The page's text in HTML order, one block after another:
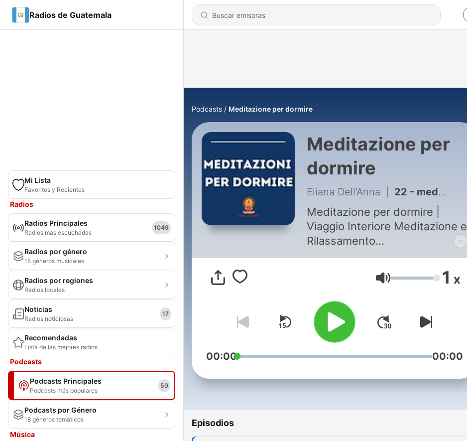
Radios de Guatemala
Mi Lista
Favoritos y Recientes
Radios
Radios Principales
Radios más escuchadas
1049
Radios por género
15 géneros musicales
Radios por regiones
Radios locales
Noticias
Radios noticiosas
17
Recomendadas
Lista de las mejores radios
Podcasts
Podcasts Principales
Podcasts más populares
50
Podcasts por Género
18 géneros temáticos
Música
Podcasts Meditazione per dormire
Meditazione per
dormire
Eliana Dell'Anna 22 - meditazione del fuoco
Meditazione per dormire |
Viaggio Interiore Meditazione e
Rilassamento
Per tutti coloro che sentono
l'esigenza di rilassarsi e
trovare conforto prima di
andare a dormire.
Per info: www.yogachallenge.it
podcast:
per-dormire-
Volumen 1 x
00:00 00:00
Episodios